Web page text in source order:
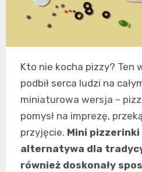
Kto nie kocha pizzy? Ten
podbił serca ludzi na
miniaturowa wersja –
pomysł na imprezę,
przyjęcie. Mini
alternatywa dla
również doskonały